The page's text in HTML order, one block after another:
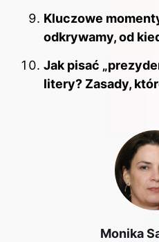
Kluczowe
odkrywamy, od
Jak pisać
litery? Zasady,
Monika